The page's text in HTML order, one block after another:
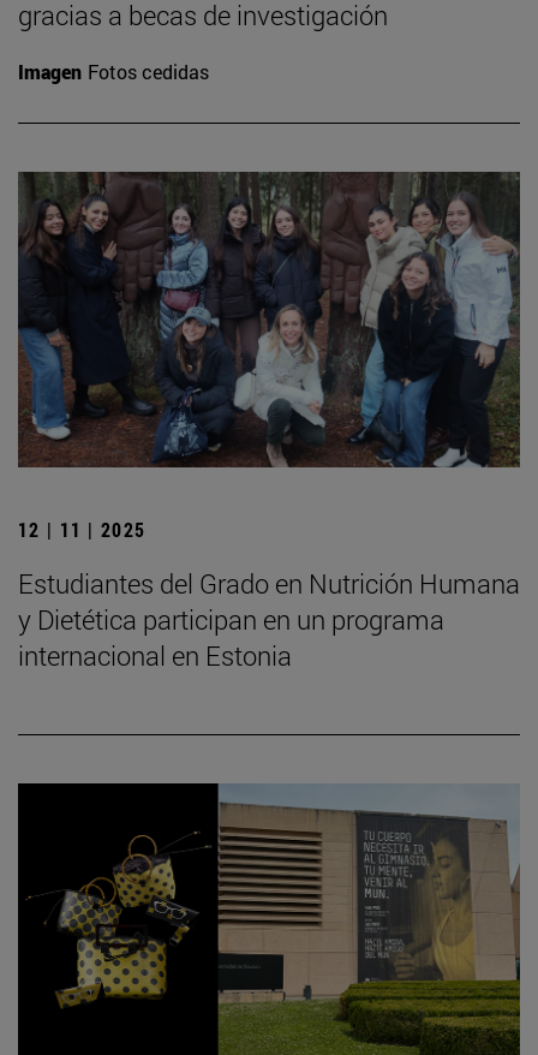
gracias a becas de investigación
Imagen Fotos cedidas
12 | 11 | 2025
Estudiantes del Grado en Nutrición Humana
y Dietética participan en un programa
internacional en Estonia